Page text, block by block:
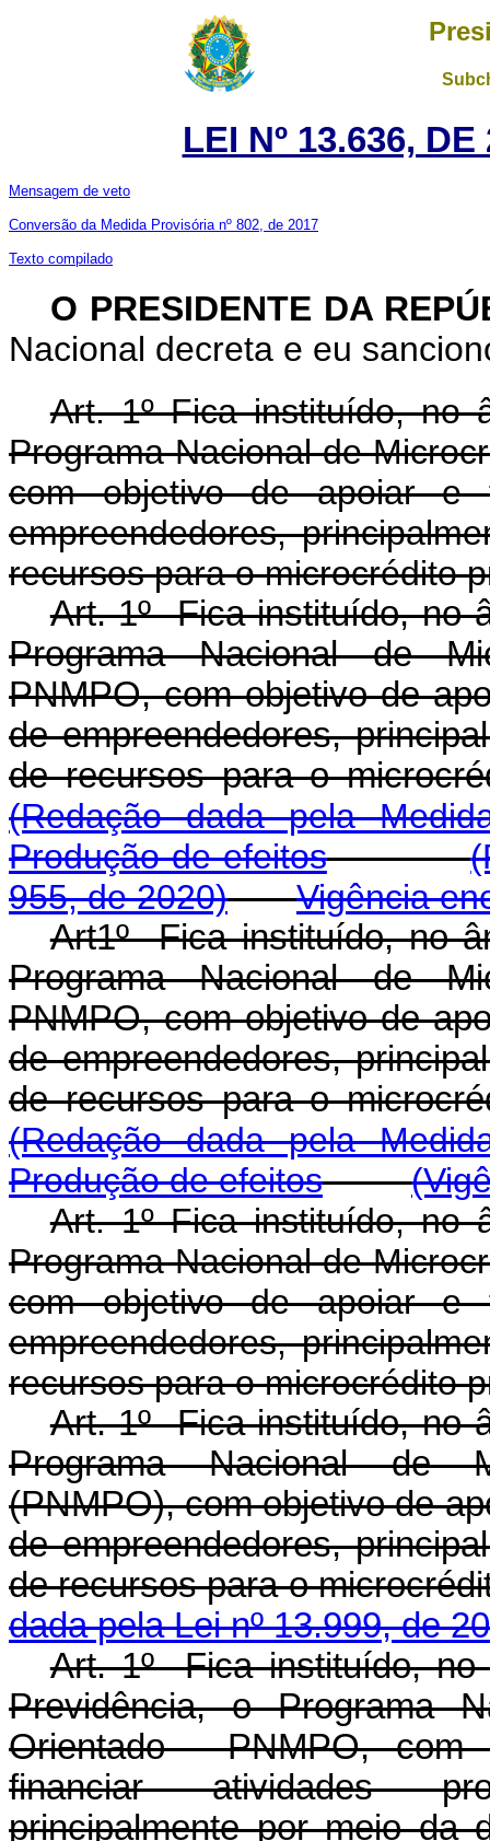
LEI Nº 13.636,
Mensagem de veto
Conversão da Medida Provisória nº 802, de 2017
Texto compilado
O PRESIDENTE DA
Nacional decreta e eu
Art. 1º Fica instituído, no
Programa Nacional de
com objetivo de apoiar e
empreendedores,
recursos para o microcrédito
Art. 1º Fica instituído, no
Programa Nacional de
PNMPO, com objetivo de
de empreendedores,
de recursos para o
(Redação dada pela
Produção de efeitos
955, de 2020)
Vigência
Art1º Fica instituído, no
Programa Nacional de
PNMPO, com objetivo de
de empreendedores,
de recursos para o
(Redação dada pela
Produção de efeitos
Art. 1º Fica instituído, no
Programa Nacional de
com objetivo de apoiar e
empreendedores,
recursos para o microcrédito
Art. 1º Fica instituído, no
Programa Nacional de
(PNMPO), com objetivo de
de empreendedores,
de recursos para o
dada pela Lei nº 13.999, de
Art. 1º Fica instituído, no
Previdência, o Programa
Orientado - PNMPO,
financiar atividades
principalmente por meio da